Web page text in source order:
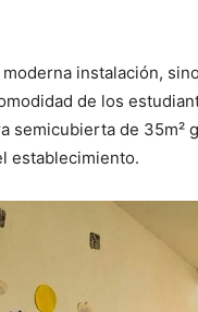
instalación,
de los
semicubierta de 35m²
establecimiento.